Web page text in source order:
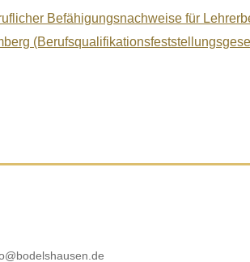
Befähigungsnachweise für